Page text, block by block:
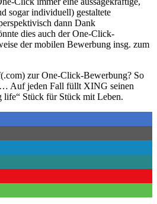
sogar individuell) gestaltete
dann Dank
dies auch der One-Click-
der mobilen Bewerbung insg. zum
zur One-Click-Bewerbung? So
Auf jeden Fall füllt XING seinen
life“ Stück für Stück mit Leben.